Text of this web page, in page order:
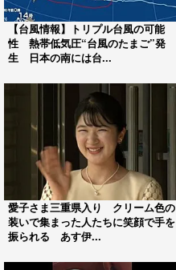
【台風情報】トリプル台風の可能
性 熱帯低気圧“台風のたまご”発
生 日本の南には台...
愛子さま三重県入り クリーム色の
装いで集まった人たちに笑顔で手を
振られる あす伊...